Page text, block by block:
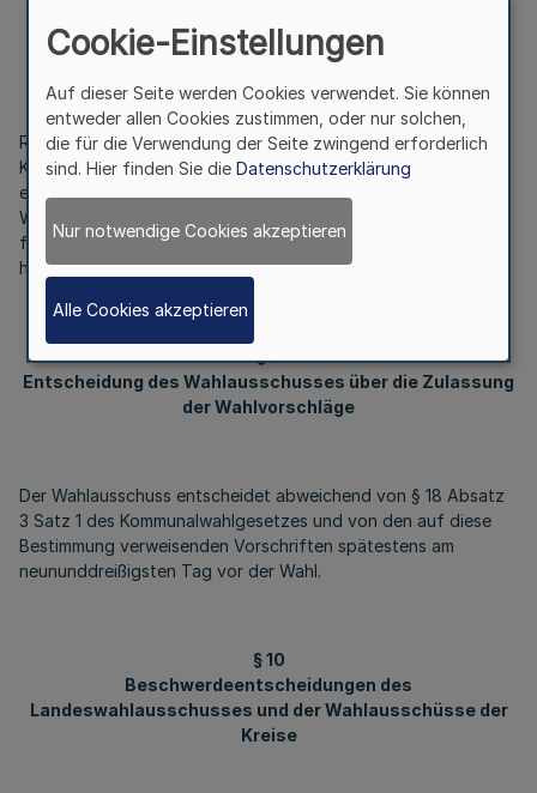
§ 8
Unterstützungsunterschriften für Reservelisten
Reservelisten, für die nach § 16 Absatz 1 Satz 3 des
Kommunalwahlgesetzes Unterstützungsunterschriften
erforderlich sind, müssen von 0,6 Promille der
Wahlberechtigten des Wahlgebiets, und zwar mindestens von
fünf und höchstens von 60 Wahlberechtigten, persönlich und
handschriftlich unterzeichnet sein.
§ 9
Entscheidung des Wahlausschusses über die Zulassung
der Wahlvorschläge
Der Wahlausschuss entscheidet abweichend von § 18 Absatz
3 Satz 1 des Kommunalwahlgesetzes und von den auf diese
Bestimmung verweisenden Vorschriften spätestens am
neununddreißigsten Tag vor der Wahl.
§ 10
Beschwerdeentscheidungen des
Landeswahlausschusses und der Wahlausschüsse der
Kreise
Cookie-Einstellungen
Auf dieser Seite werden Cookies verwendet. Sie können
entweder allen Cookies zustimmen, oder nur solchen,
die für die Verwendung der Seite zwingend erforderlich
sind. Hier finden Sie die Datenschutzerklärung
Nur notwendige Cookies akzeptieren
Alle Cookies akzeptieren